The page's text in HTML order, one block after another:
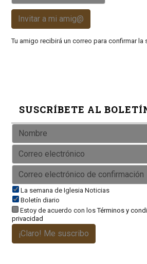
Invitar a mi amig@
Tu amigo recibirá un correo para confirmar la
SUSCRÍBETE AL
La semana de Iglesia Noticias
Boletín diario
Estoy de acuerdo con losTérminos y
privacidad
¡Claro! Me suscribo